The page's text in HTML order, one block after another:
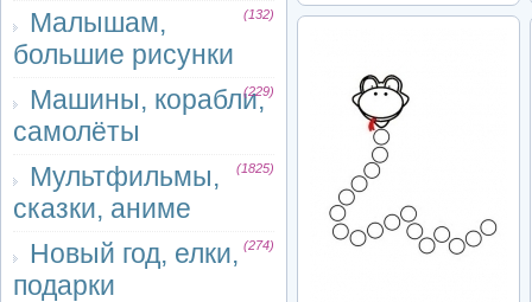
Малышам,
большие рисунки
(132)
Машины, корабли,
самолёты
(229)
Мультфильмы,
сказки, аниме
(1825)
Новый год, елки,
подарки
(274)